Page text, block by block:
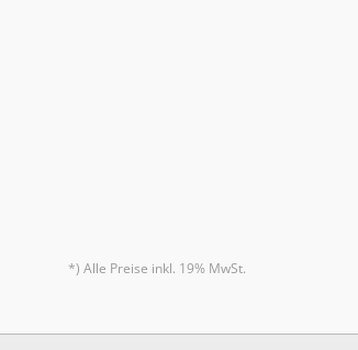
*) Alle Preise inkl. 19% MwSt.